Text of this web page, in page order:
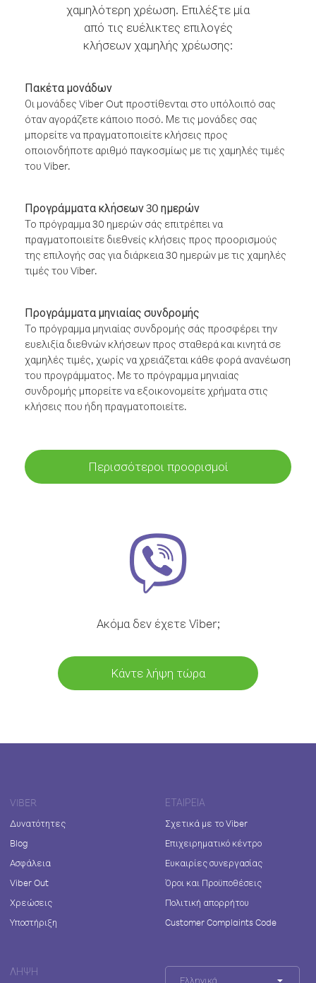
χαμηλότερη χρέωση. Επιλέξτε μία
από τις ευέλικτες επιλογές
κλήσεων χαμηλής χρέωσης:
Πακέτα μονάδων
Οι μονάδες Viber Out προστίθενται στο υπόλοιπό σας
όταν αγοράζετε κάποιο ποσό. Με τις μονάδες σας
μπορείτε να πραγματοποιείτε κλήσεις προς
οποιονδήποτε αριθμό παγκοσμίως με τις χαμηλές τιμές
του Viber.
Προγράμματα κλήσεων 30 ημερών
Το πρόγραμμα 30 ημερών σάς επιτρέπει να
πραγματοποιείτε διεθνείς κλήσεις προς προορισμούς
της επιλογής σας για διάρκεια 30 ημερών με τις χαμηλές
τιμές του Viber.
Προγράμματα μηνιαίας συνδρομής
Το πρόγραμμα μηνιαίας συνδρομής σάς προσφέρει την
ευελιξία διεθνών κλήσεων προς σταθερά και κινητά σε
χαμηλές τιμές, χωρίς να χρειάζεται κάθε φορά ανανέωση
του προγράμματος. Με το πρόγραμμα μηνιαίας
συνδρομής μπορείτε να εξοικονομείτε χρήματα στις
κλήσεις που ήδη πραγματοποιείτε.
Περισσότεροι προορισμοί
Ακόμα δεν έχετε Viber;
Κάντε λήψη τώρα
VIBER
Δυνατότητες
Blog
Ασφάλεια
Viber Out
Χρεώσεις
Υποστήριξη
ΕΤΑΙΡΕΊΑ
Σχετικά με το Viber
Επιχειρηματικό κέντρο
Ευκαιρίες συνεργασίας
Όροι και Προϋποθέσεις
Πολιτική απορρήτου
Customer Complaints Code
ΛΉΨΗ
Ελληνικά